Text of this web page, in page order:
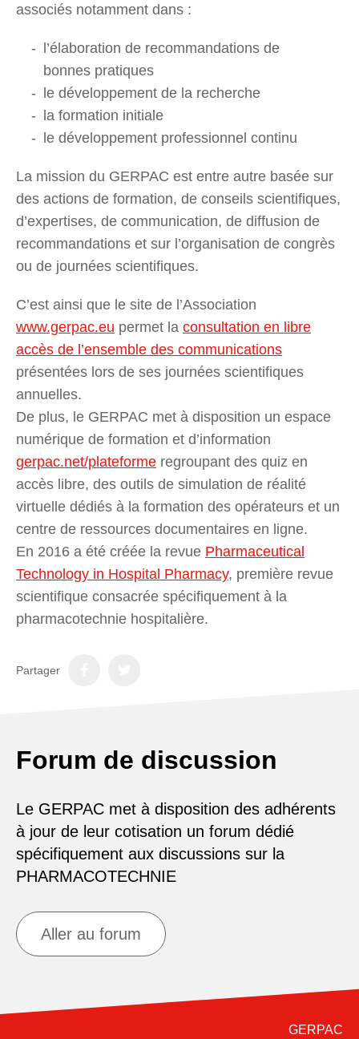
associés notamment dans :
l’élaboration de recommandations de
bonnes pratiques
le développement de la recherche
la formation initiale
le développement professionnel continu
La mission du GERPAC est entre autre basée sur
des actions de formation, de conseils scientifiques,
d’expertises, de communication, de diffusion de
recommandations et sur l’organisation de congrès
ou de journées scientifiques.
C’est ainsi que le site de l’Association
www.gerpac.eu permet la consultation en libre
accès de l’ensemble des communications
présentées lors de ses journées scientifiques
annuelles.
De plus, le GERPAC met à disposition un espace
numérique de formation et d’information
gerpac.net/plateforme regroupant des quiz en
accès libre, des outils de simulation de réalité
virtuelle dédiés à la formation des opérateurs et un
centre de ressources documentaires en ligne.
En 2016 a été créée la revue Pharmaceutical
Technology in Hospital Pharmacy, première revue
scientifique consacrée spécifiquement à la
pharmacotechnie hospitalière.
Partager
Forum de discussion
Le GERPAC met à disposition des adhérents
à jour de leur cotisation un forum dédié
spécifiquement aux discussions sur la
PHARMACOTECHNIE
Aller au forum
GERPAC